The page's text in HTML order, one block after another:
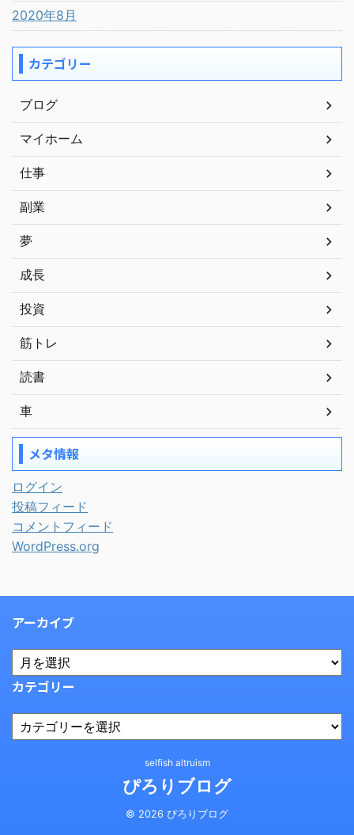
2020年8月
カテゴリー
ブログ
マイホーム
仕事
副業
夢
成長
投資
筋トレ
読書
車
メタ情報
ログイン
投稿フィード
コメントフィード
WordPress.org
アーカイブ
カテゴリー
selfish altruism
ぴろりブログ
© 2026 ぴろりブログ